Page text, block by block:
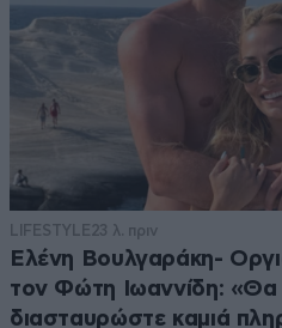
LIFESTYLE23 λ. πριν
Ελένη Βουλγαράκη-
τον Φώτη Ιωαννίδη: «Θα
διασταυρώστε καμιά